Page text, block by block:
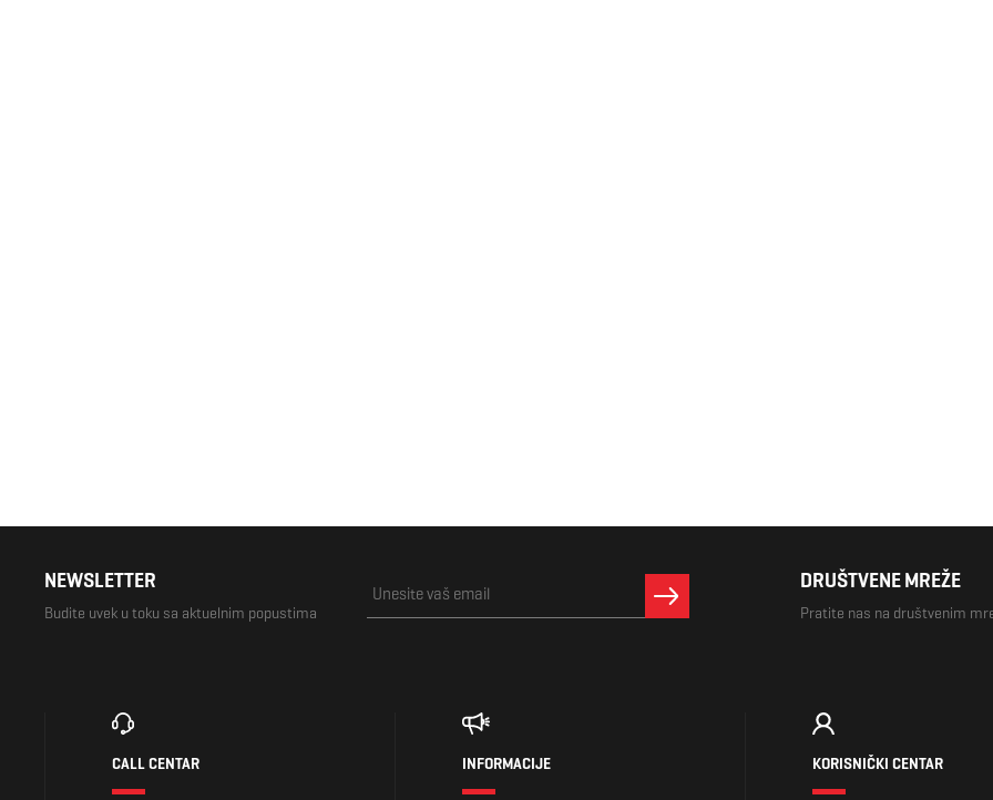
NEWSLETTER
Budite uvek u toku sa aktuelnim popustima
DRUŠTVENE MREŽE
Pratite nas na društvenim
CALL CENTAR INFORMACIJE KORISNIČKI CENTAR